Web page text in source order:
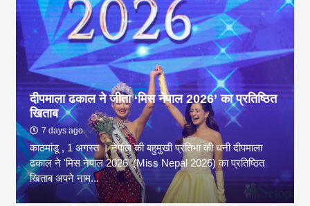
दीपमाला ढकाल ने जीता ‘मिस नेपाल 2026’ का प्रतिष्ठित
खिताब
7 days ago
काठमांडू , 1 अगस्त । नेपाल की बहुमुखी प्रतिभा की धनी दीपमाला
ढकाल ने 'मिस नेपाल 2026' (Miss Nepal 2026) का प्रतिष्ठित
खिताब अपने नाम...